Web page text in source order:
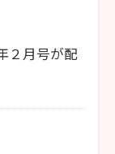
２月号が配